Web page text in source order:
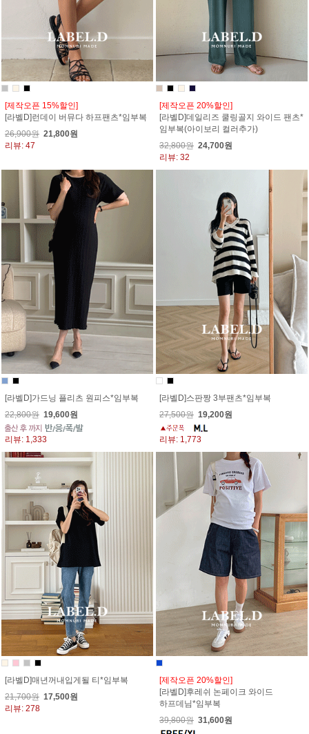
[제작오픈 15%할인]
[라벨D]런데이 버뮤다 하프팬츠*임부복
26,900원 21,800원
리뷰: 47
[제작오픈 20%할인]
[라벨D]데일리즈 쿨링골지 와이드 팬츠*
임부복(아이보리 컬러추가)
32,800원 24,700원
리뷰: 32
[라벨D]가드닝 플리츠 원피스*임부복
22,800원 19,600원
리뷰: 1,333
[라벨D]스판짱 3부팬츠*임부복
27,500원 19,200원
리뷰: 1,773
[라벨D]매년꺼내입게될 티*임부복
21,700원 17,500원
리뷰: 278
[제작오픈 20%할인]
[라벨D]후레쉬 논페이크 와이드
하프데님*임부복
39,800원 31,600원